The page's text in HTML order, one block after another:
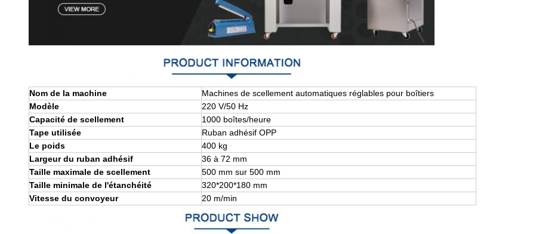
Nom de la machine
Machines de scellement automatiques réglables pour boîtiers
Modèle
220 V/50 Hz
Capacité de scellement
1000 boîtes/heure
Tape utilisée
Ruban adhésif OPP
Le poids
400 kg
Largeur du ruban adhésif
36 à 72 mm
Taille maximale de scellement
500 mm sur 500 mm
Taille minimale de l'étanchéité
320*200*180 mm
Vitesse du convoyeur
20 m/min